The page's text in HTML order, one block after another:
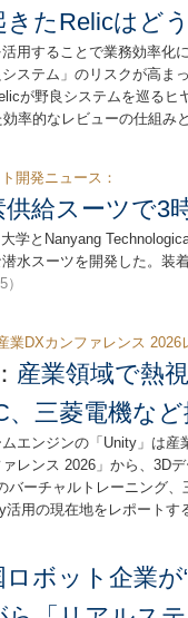
きたRelicはど
用することで業務効率化
ステム」のリスクが高
が野良システムを巡るヒ
率的なレビューの仕組みと
開発ニュース：
供給スーツで3
学とNanyang
水スーツを開発した。装
業DXカンファレンス 2026
産業領域で熱
、三菱電機な
エンジンの「Unity」は産
ァレンス 2026」から、3D
バーチャルトレーニング
用の現在地をレポートす
ロボット企業